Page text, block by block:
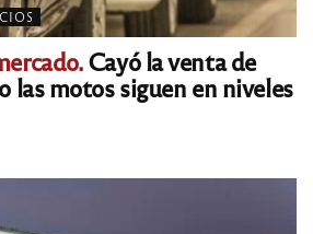
Cayó la venta de
las motos siguen en niveles